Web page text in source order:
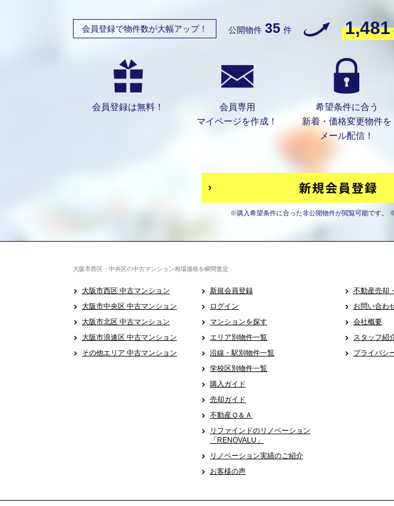
会員登録で物件数が大幅アップ！ 公開物件 35 件 1,481
会員登録は無料！
会員専用
マイページを作成！
希望条件に合う
新着・価格変更物件を
メール配信！
※購入希望条件に合った非公開物件が閲覧可能です。
大阪市西区・中央区の中古マンション相場価格を瞬間査定
大阪市西区 中古マンション
大阪市中央区 中古マンション
大阪市北区 中古マンション
大阪市浪速区 中古マンション
その他エリア 中古マンション
新規会員登録
ログイン
マンションを探す
エリア別物件一覧
沿線・駅別物件一覧
学校区別物件一覧
購入ガイド
売却ガイド
不動産Ｑ＆Ａ
リファインドのリノベーション
「RENOVALU」
リノベーション実績のご紹介
お客様の声
不動産売却
お問い合わ
会社概要
スタッフ紹
プライバシ